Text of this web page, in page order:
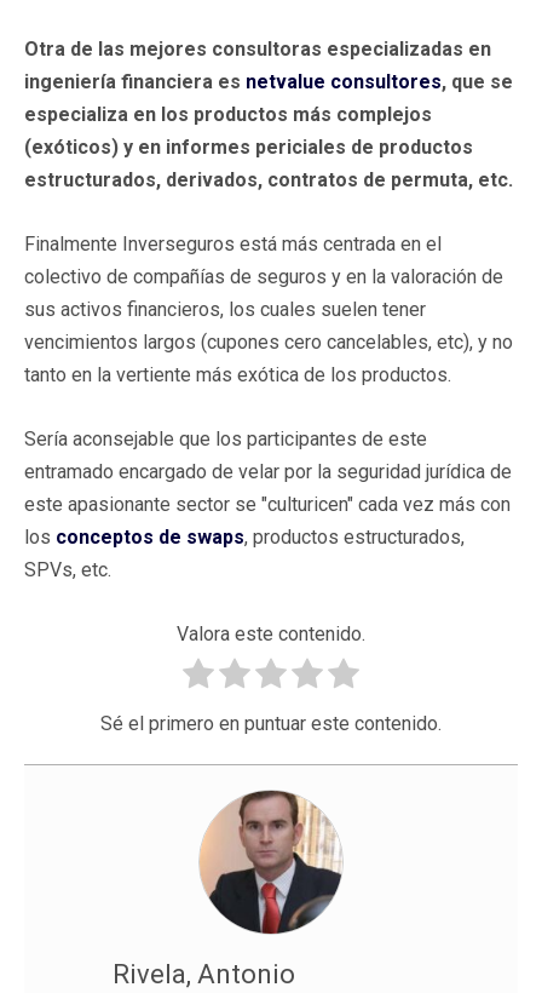
Otra de las mejores consultoras especializadas en
ingeniería financiera es netvalue consultores, que se
especializa en los productos más complejos
(exóticos) y en informes periciales de productos
estructurados, derivados, contratos de permuta, etc.
Finalmente Inverseguros está más centrada en el
colectivo de compañías de seguros y en la valoración de
sus activos financieros, los cuales suelen tener
vencimientos largos (cupones cero cancelables, etc), y no
tanto en la vertiente más exótica de los productos.
Sería aconsejable que los participantes de este
entramado encargado de velar por la seguridad jurídica de
este apasionante sector se "culturicen" cada vez más con
los conceptos de swaps, productos estructurados,
SPVs, etc.
Valora este contenido.
Sé el primero en puntuar este contenido.
Rivela, Antonio